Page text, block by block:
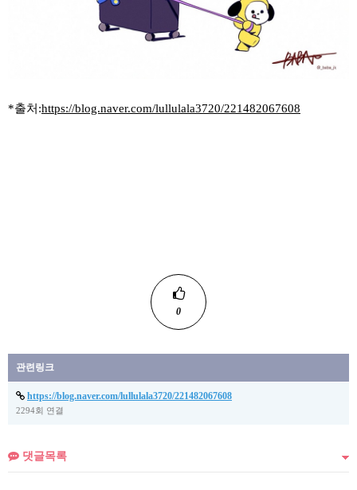
*출처:https://blog.naver.com/lullulala3720/221482067608
0
관련링크
https://blog.naver.com/lullulala3720/221482067608
2294회 연결
댓글목록